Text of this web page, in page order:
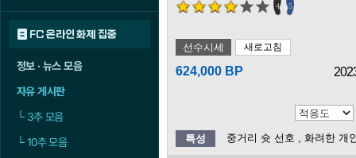
FC 온라인 화제 집중
정보 · 뉴스 모음
자유 게시판
└3추 모음
└10추 모음
4 5
선수시세 새로고침
624,000 BP
특성 중거리 슛 선호 , 화려한 개